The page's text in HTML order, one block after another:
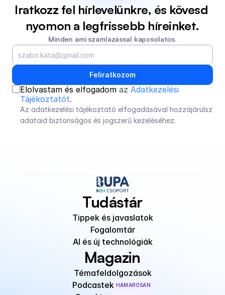
Iratkozz fel hírlevelünkre, és kövesd
nyomon a legfrissebb híreinket.
Minden ami számlázással kapcsolatos.
Feliratkozom
Elolvastam és elfogadom az Adatkezelési
Tájékoztatót.
Az adatkezelési tájékoztató elfogadásával hozzájárulsz
adataid biztonságos és jogszerű kezeléséhez.
Tudástár
Tippek és javaslatok
Fogalomtár
AI és új technológiák
Magazin
Témafeldolgozások
Podcastek HAMAROSAN